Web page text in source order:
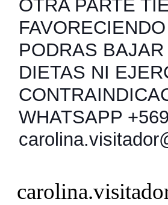
OTRA PARTE
PODRAS
DIETAS NI
WHATSAPP